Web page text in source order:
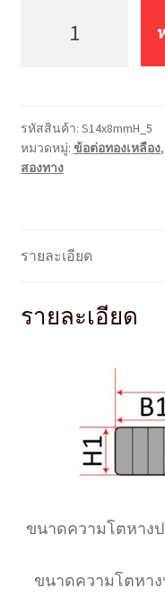
ไหล
สอง
ทาง
รหัสสินค้า: S14x8mmH_5
หมวดหมู่: ข้อต่อทองเหลือง,
สองทาง
รายละเอียด
รายละเอียด
ขนาดความโตหาง
ขนาดความโตหาง